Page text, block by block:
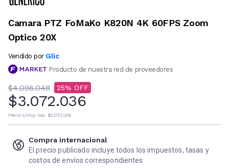
Camara PTZ FoMaKo K820N 4K 60FPS Zoom
Optico 20X
Vendido por Glic
Producto de nuestra red de proveedores
$4.096.048 25
$3.072.036
Precio s/imp. nac. $3.072.036
Compra internacional
El precio publicado incluye todos los impuestos, tasas y
costos de envíos correspondientes